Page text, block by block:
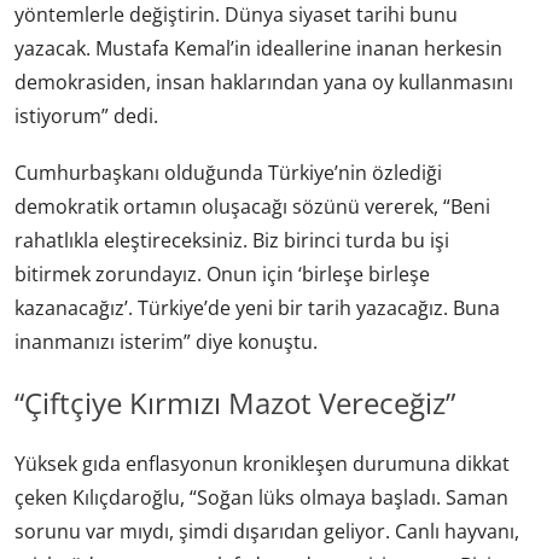
yöntemlerle değiştirin. Dünya siyaset tarihi bunu
yazacak. Mustafa Kemal’in ideallerine inanan herkesin
demokrasiden, insan haklarından yana oy kullanmasını
istiyorum” dedi.
Cumhurbaşkanı olduğunda Türkiye’nin özlediği
demokratik ortamın oluşacağı sözünü vererek, “Beni
rahatlıkla eleştireceksiniz. Biz birinci turda bu işi
bitirmek zorundayız. Onun için ‘birleşe birleşe
kazanacağız’. Türkiye’de yeni bir tarih yazacağız. Buna
inanmanızı isterim” diye konuştu.
“Çiftçiye Kırmızı Mazot Vereceğiz”
Yüksek gıda enflasyonun kronikleşen durumuna dikkat
çeken Kılıçdaroğlu, “Soğan lüks olmaya başladı. Saman
sorunu var mıydı, şimdi dışarıdan geliyor. Canlı hayvanı,